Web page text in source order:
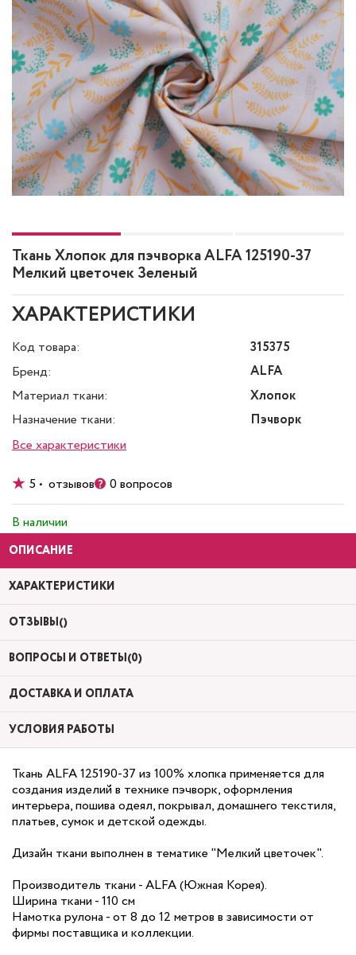
Ткань Хлопок для пэчворка ALFA 125190-37
Мелкий цветочек Зеленый
ХАРАКТЕРИСТИКИ
Код товара:
315375
Бренд:
ALFA
Материал ткани:
Хлопок
Назначение ткани:
Пэчворк
Все характеристики
5 • отзывов 0 вопросов
В наличии
ОПИСАНИЕ
ХАРАКТЕРИСТИКИ
ОТЗЫВЫ()
ВОПРОСЫ И ОТВЕТЫ(0)
ДОСТАВКА И ОПЛАТА
УСЛОВИЯ РАБОТЫ
Ткань ALFA 125190-37 из 100% хлопка применяется для
создания изделий в технике пэчворк, оформления
интерьера, пошива одеял, покрывал, домашнего текстиля,
платьев, сумок и детской одежды.
Дизайн ткани выполнен в тематике "Мелкий цветочек".
Производитель ткани - ALFA (Южная Корея).
Ширина ткани - 110 см
Намотка рулона - от 8 до 12 метров в зависимости от
фирмы поставщика и коллекции.